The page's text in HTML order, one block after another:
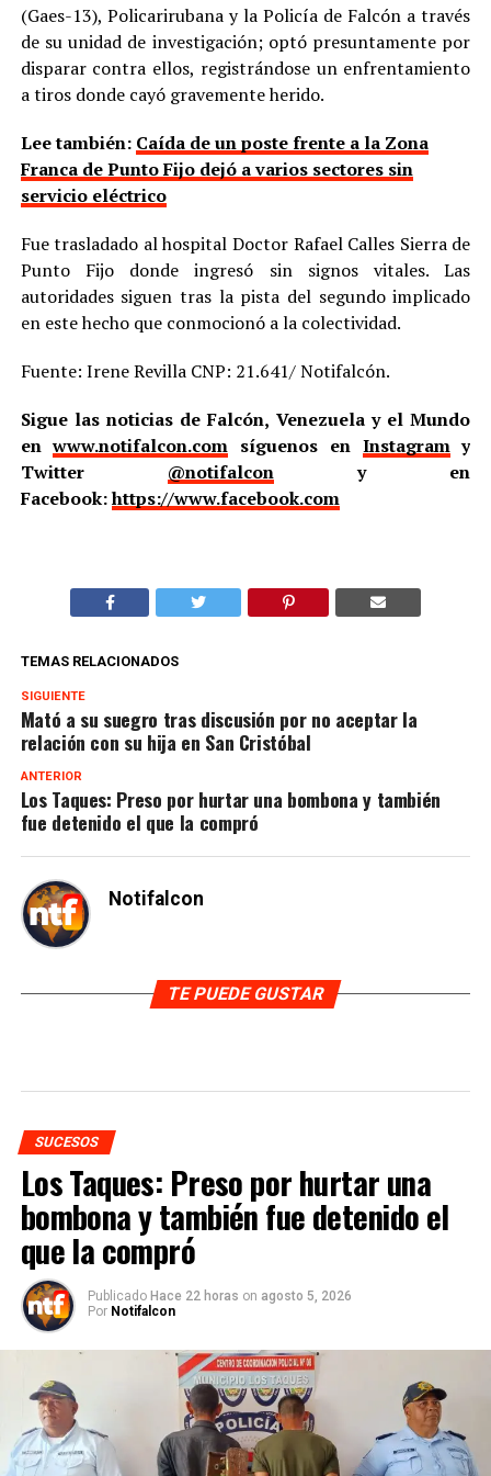
(Gaes-13), Policarirubana y la Policía de Falcón a través
de su unidad de investigación; optó presuntamente por
disparar contra ellos, registrándose un enfrentamiento
a tiros donde cayó gravemente herido.
Lee también: Caída de un poste frente a la Zona
Franca de Punto Fijo dejó a varios sectores sin
servicio eléctrico
Fue trasladado al hospital Doctor Rafael Calles Sierra de
Punto Fijo donde ingresó sin signos vitales. Las
autoridades siguen tras la pista del segundo implicado
en este hecho que conmocionó a la colectividad.
Fuente: Irene Revilla CNP: 21.641/ Notifalcón.
Sigue las noticias de Falcón, Venezuela y el Mundo
enwww.notifalcon.com síguenos en Instagramy
Twitter @notifalcony en
Facebook:https://www.facebook.com
TEMAS RELACIONADOS
SIGUIENTE
Mató a su suegro tras discusión por no aceptar la
relación con su hija en San Cristóbal
ANTERIOR
Los Taques: Preso por hurtar una bombona y también
fue detenido el que la compró
Notifalcon
TE PUEDE GUSTAR
SUCESOS
Los Taques: Preso por hurtar una
bombona y también fue detenido el
que la compró
Publicado Hace 22 horas on agosto 5, 2026
Por Notifalcon